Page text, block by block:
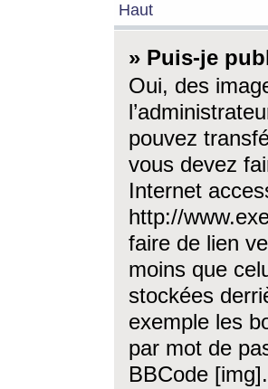
Haut
» Puis-je
Oui, des
pouvez
vous devez
Internet
http://
faire de lien
moins que
stockées
exemple les
par mot de
BBCode [img].